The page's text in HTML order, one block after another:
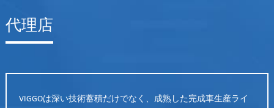
代理店
VIGGOは深い技術蓄積だけでなく、成熟した完成車生産ライ